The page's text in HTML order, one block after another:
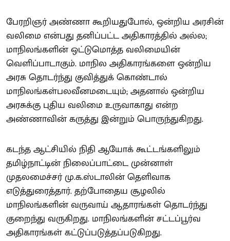
பேரறிஞர் அண்ணா கூறியதுபோல், ஒன்றிய அரசின்
வலிமை என்பது தனிப்பட்ட அதிகாரத்தில் அல்ல;
மாநிலங்களின் ஒட்டுமொத்த வலிமையின்
வெளிப்பாடாகும். மாநில அதிகாரங்களை ஒன்றிய
அரசு தொடர்ந்து குவித்துக் கொண்டால்
மாநிலங்கள்பலவீனமடையும்; அதனால் ஒன்றிய
அரசுக்கு புதிய வலிமை உருவாகாது என்ற
அண்ணாவின் கருத்து இன்றும் பொருந்துகிறது.
கடந்த ஆட்சியில் நிதி ஆயோக் கூட்டங்களிலும்
தமிழ்நாட்டின் நிலைப்பாட்டை முன்னாள்
முதலமைச்சர் மு.க.ஸ்டாலின் தெளிவாக
எடுத்துரைத்தார். தற்போதைய சூழலில்
மாநிலங்களின் வருவாய் ஆதாரங்கள் தொடர்ந்து
குறைந்து வருகிறது. மாநிலங்களின் சட்டப்பூர்வ
அதிகாரங்கள் கட்டுப்படுத்தப்படுகிறது.